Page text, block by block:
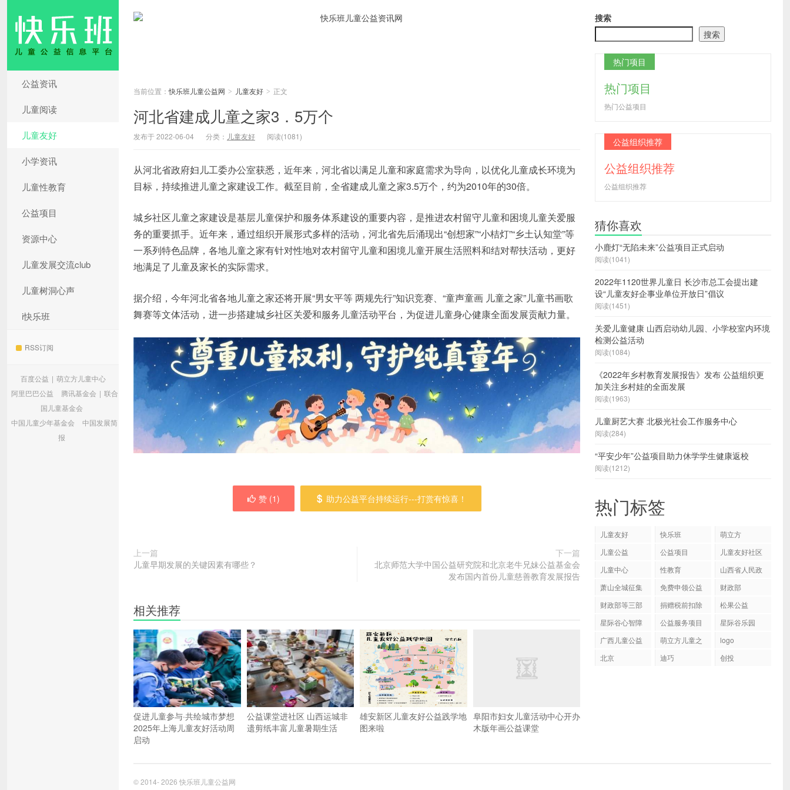
公益资讯
儿童阅读
儿童友好
小学资讯
儿童性教育
公益项目
资源中心
儿童发展交流club
儿童树洞心声
i快乐班
RSS订阅
百度公益 | 萌立方儿童中心
阿里巴巴公益
腾讯基金会 | 联合
国儿童基金会
中国儿童少年基金会
中国发展简
报
当前位置：快乐班儿童公益网 > 儿童友好 > 正文
河北省建成儿童之家3．5万个
发布于 2022-06-04 分类： 儿童友好 阅读(1081)
从河北省政府妇儿工委办公室获悉，近年来，河北省以满足儿童和家庭需求为导向，以优化儿童成长环境为
目标，持续推进儿童之家建设工作。截至目前，全省建成儿童之家3.5万个，约为2010年的30倍。
城乡社区儿童之家建设是基层儿童保护和服务体系建设的重要内容，是推进农村留守儿童和困境儿童关爱服
务的重要抓手。近年来，通过组织开展形式多样的活动，河北省先后涌现出“创想家”“小桔灯”“乡土认知堂”等
一系列特色品牌，各地儿童之家有针对性地对农村留守儿童和困境儿童开展生活照料和结对帮扶活动，更好
地满足了儿童及家长的实际需求。
据介绍，今年河北省各地儿童之家还将开展“男女平等 两规先行”知识竞赛、“童声童画 儿童之家”儿童书画歌
舞赛等文体活动，进一步搭建城乡社区关爱和服务儿童活动平台，为促进儿童身心健康全面发展贡献力量。
赞 (1) 助力公益平台持续运行---打赏有惊喜！
上一篇
儿童早期发展的关键因素有哪些？
下一篇
北京师范大学中国公益研究院和北京老牛兄妹公益基金会
发布国内首份儿童慈善教育发展报告
相关推荐
促进儿童参与·共绘城市梦想
2025年上海儿童友好活动周
启动
公益课堂进社区 山西运城非
遗剪纸丰富儿童暑期生活
雄安新区儿童友好公益践学地
图来啦
阜阳市妇女儿童活动中心开办
木版年画公益课堂
搜索
搜索
热门项目
热门项目
热门公益项目
公益组织推荐
公益组织推荐
公益组织推荐
猜你喜欢
小鹿灯“无陷未来”公益项目正式启动
阅读(1041)
2022年1120世界儿童日 长沙市总工会提出建
设“儿童友好企事业单位开放日”倡议
阅读(1451)
关爱儿童健康 山西启动幼儿园、小学校室内环境
检测公益活动
阅读(1084)
《2022年乡村教育发展报告》发布 公益组织更
加关注乡村娃的全面发展
阅读(1963)
儿童厨艺大赛 北极光社会工作服务中心
阅读(284)
“平安少年”公益项目助力休学学生健康返校
阅读(1212)
热门标签
儿童友好 快乐班
萌立方
儿童公益
公益项目
儿童友好社区
儿童中心
性教育
山西省人民政
西省妇女发
展“十四五”规
展“十四五”规
划的通知
萧山全城征集
免费申领公益
财政部
财政部等三部
公益性社会组
织捐赠税前扣
捐赠税前扣除
松果公益
星际谷心智障
公益服务项目
星际谷乐园
广西儿童公益
萌立方儿童之
logo
北京
迪巧 创投
© 2014- 2026 快乐班儿童公益网